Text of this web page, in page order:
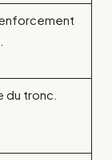
tronc.